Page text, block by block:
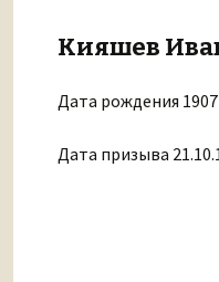
Кияшев
Дата рождения 1907
Дата призыва